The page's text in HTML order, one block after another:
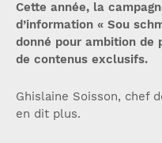
Cette année, la
d’information « Sou
donné pour ambition de
de contenus exclusifs.
Ghislaine Soisson, chef
en dit plus.